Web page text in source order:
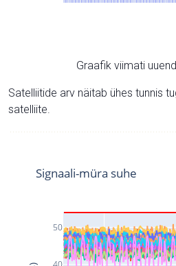
Graafik viimati
Satelliitide arv näitab ühes tunnis
satelliite.
50
Signaali-müra suhe